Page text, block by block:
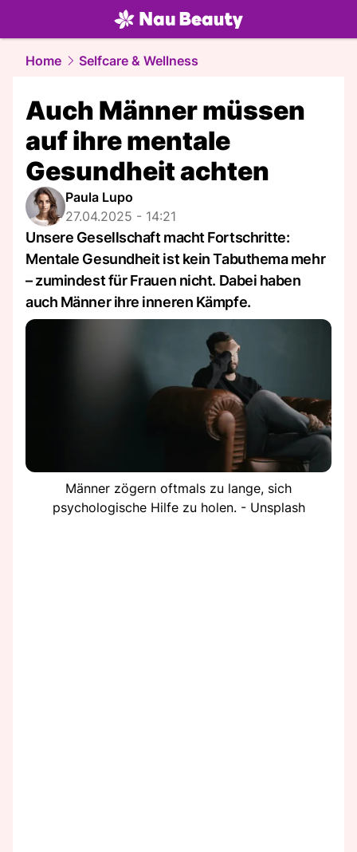
beauty.NAU.ch
Home Selfcare & Wellness
Auch Männer müssen
auf ihre mentale
Gesundheit achten
Paula Lupo
27.04.2025 - 14:21
Unsere Gesellschaft macht Fortschritte:
Mentale Gesundheit ist kein Tabuthema mehr
– zumindest für Frauen nicht. Dabei haben
auch Männer ihre inneren Kämpfe.
Männer zögern oftmals zu lange, sich
psychologische Hilfe zu holen. - Unsplash